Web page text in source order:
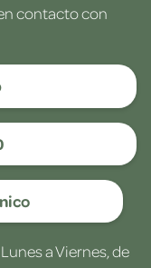
contacto con
a Viernes, de